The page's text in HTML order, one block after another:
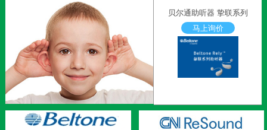
贝尔通助听器 挚联系列
马上询价